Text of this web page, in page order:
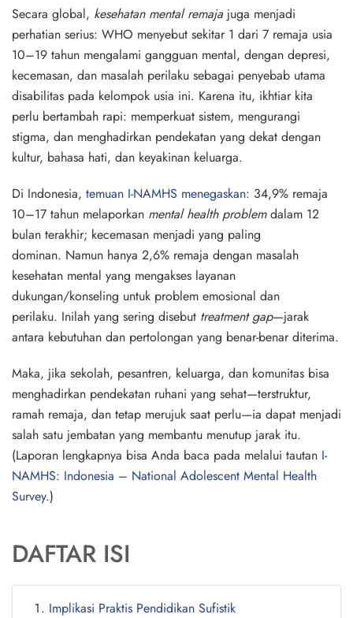
Secara global, kesehatan mental remaja juga menjadi
perhatian serius: WHO menyebut sekitar 1 dari 7 remaja usia
10–19 tahun mengalami gangguan mental, dengan depresi,
kecemasan, dan masalah perilaku sebagai penyebab utama
disabilitas pada kelompok usia ini. Karena itu, ikhtiar kita
perlu bertambah rapi: memperkuat sistem, mengurangi
stigma, dan menghadirkan pendekatan yang dekat dengan
kultur, bahasa hati, dan keyakinan keluarga.
Di Indonesia, temuan I-NAMHS menegaskan: 34,9% remaja
10–17 tahun melaporkan mental health problemdalam 12
bulan terakhir; kecemasan menjadi yang paling
dominan. Namun hanya 2,6% remaja dengan masalah
kesehatan mental yang mengakses layanan
dukungan/konseling untuk problem emosional dan
perilaku. Inilah yang sering disebut treatment gap—jarak
antara kebutuhan dan pertolongan yang benar-benar diterima.
Maka, jika sekolah, pesantren, keluarga, dan komunitas bisa
menghadirkan pendekatan ruhani yang sehat—terstruktur,
ramah remaja, dan tetap merujuk saat perlu—ia dapat menjadi
salah satu jembatan yang membantu menutup jarak itu.
(Laporan lengkapnya bisa Anda baca pada melalui tautan I-
NAMHS: Indonesia – National Adolescent Mental Health
Survey.)
DAFTAR ISI
Implikasi Praktis Pendidikan Sufistik